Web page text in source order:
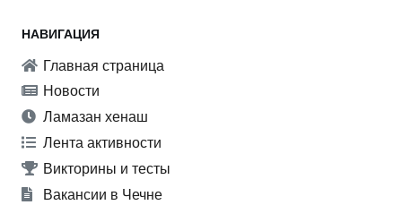
НАВИГАЦИЯ
Главная страница
Новости
Ламазан хенаш
Лента активности
Викторины и тесты
Вакансии в Чечне